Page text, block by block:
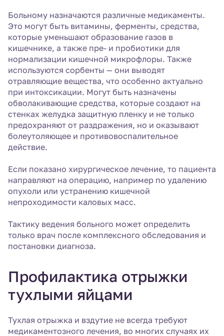
Больному назначаются различные медикаменты.
Это могут быть витамины, ферменты, средства,
которые уменьшают образование газов в
кишечнике, а также пре- и пробиотики для
нормализации кишечной микрофлоры. Также
используются сорбенты — они выводят
отравляющие вещества, что особенно актуально
при интоксикации. Могут быть назначены
обволакивающие средства, которые создают на
стенках желудка защитную пленку и не только
предохраняют от раздражения, но и оказывают
болеутоляющее и противовоспалительное
действие.
Если показано хирургическое лечение, то пациента
направляют на операцию, например по удалению
опухоли или устранению кишечной
непроходимости каловых масс.
Тактику ведения больного может определить
только врач после комплексного обследования и
постановки диагноза.
Профилактика отрыжки
тухлыми яйцами
Тухлая отрыжка и вздутие не всегда требуют
медикаментозного лечения, во многих случаях их